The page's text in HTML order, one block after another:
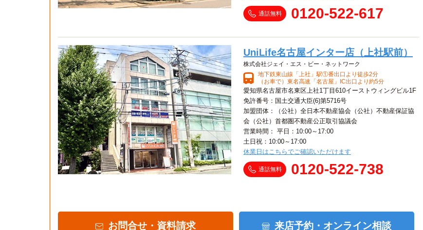
通話無料 0120-522-617
UniLife名古屋インター店（上社駅前）
株式会社ジェイ・エス・ビー・ネットワーク
地下鉄東山線「上社」駅①番出口より徒歩2分
（お車で）東名高速「名古屋」IC出口より約5分
愛知県名古屋市名東区上社1丁目610イーストウィングビル1F
免許番号：国土交通大臣(6)第5716号
加盟団体：（公社）全日本不動産協会（公社）不動産保証協
会（公社）首都圏不動産公正取引協議会
営業時間： 平日：10:00～17:00
土日祝：10:00～17:00
休業日はこちらでご確認いただけます
通話無料 0120-522-738
お問合せ・資料請求 来店予約・オンライン相談